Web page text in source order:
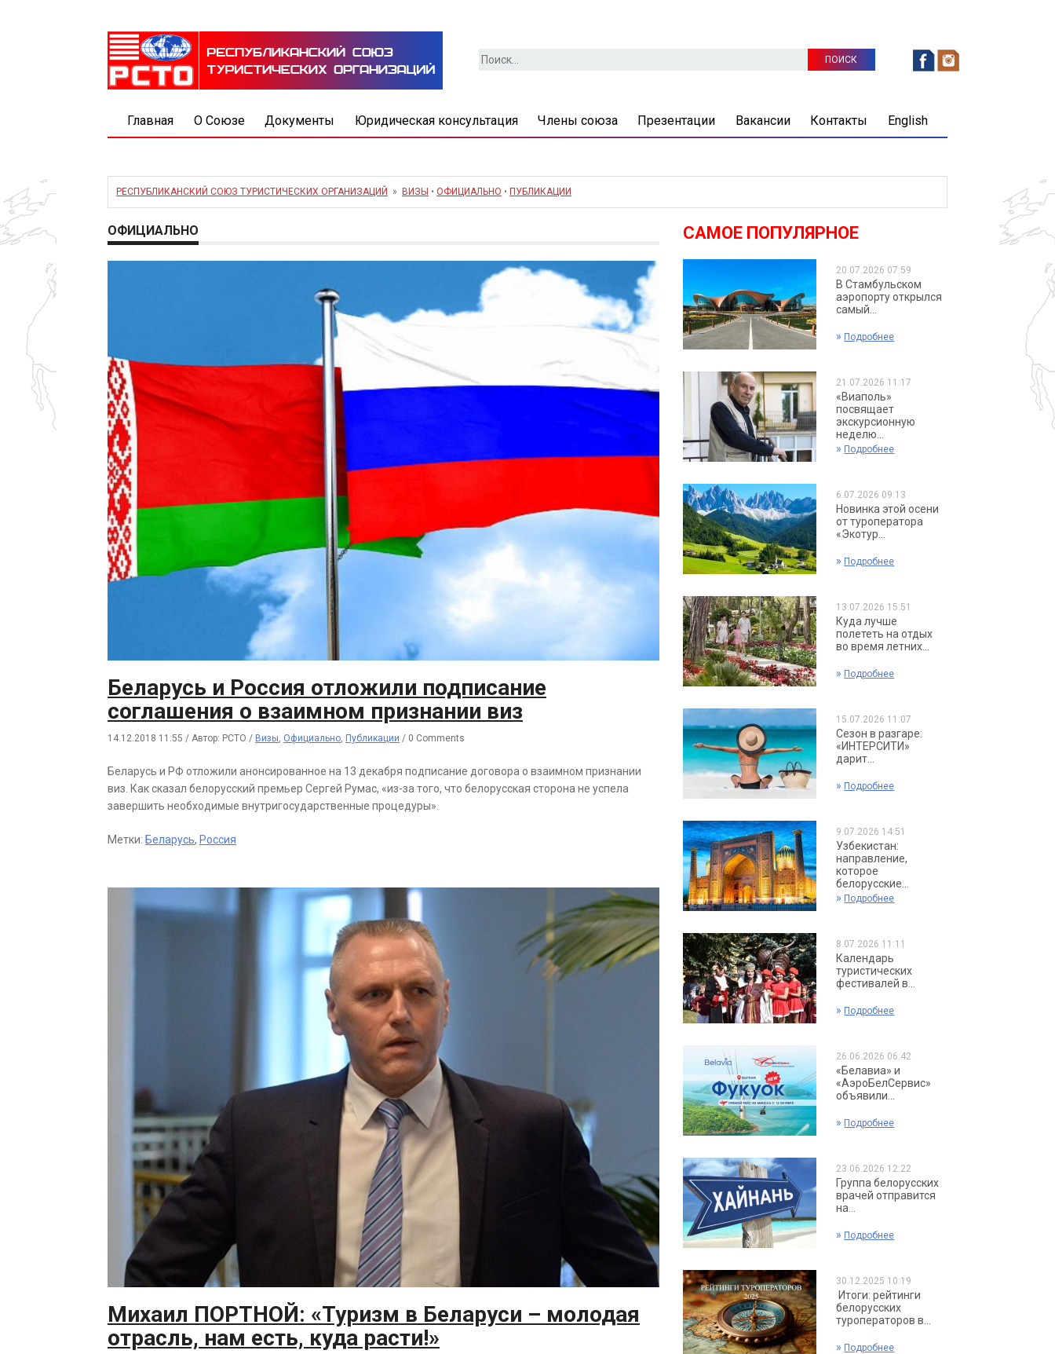
Найти:
Главная О Союзе Документы Юридическая консультация Члены союза Презентации Вакансии Контакты English
РЕСПУБЛИКАНСКИЙ СОЮЗ ТУРИСТИЧЕСКИХ ОРГАНИЗАЦИЙ » ВИЗЫ • ОФИЦИАЛЬНО • ПУБЛИКАЦИИ
ОФИЦИАЛЬНО
Беларусь и Россия отложили подписание
соглашения о взаимном признании виз
14.12.2018 11:55 / Автор: РСТО / Визы, Официально, Публикации / 0 Comments
Беларусь и РФ отложили анонсированное на 13 декабря подписание договора о взаимном признании
виз. Как сказал белорусский премьер Сергей Румас, «из-за того, что белорусская сторона не успела
завершить необходимые внутригосударственные процедуры».
Метки: Беларусь, Россия
Михаил ПОРТНОЙ: «Туризм в Беларуси – молодая
отрасль, нам есть, куда расти!»
САМОЕ ПОПУЛЯРНОЕ
20.07.2026 07:59
В Стамбульском
аэропорту открылся
самый...
» Подробнее
21.07.2026 11:17
«Виаполь»
посвящает
экскурсионную
неделю...
» Подробнее
6.07.2026 09:13
Новинка этой осени
от туроператора
«Экотур...
» Подробнее
13.07.2026 15:51
Куда лучше
полететь на отдых
во время летних...
» Подробнее
15.07.2026 11:07
Сезон в разгаре:
«ИНТЕРСИТИ»
дарит...
» Подробнее
9.07.2026 14:51
Узбекистан:
направление,
которое
белорусские...
» Подробнее
8.07.2026 11:11
Календарь
туристических
фестивалей в...
» Подробнее
26.06.2026 06:42
«Белавиа» и
«АэроБелСервис»
объявили...
» Подробнее
23.06.2026 12:22
Группа белорусских
врачей отправится
на...
» Подробнее
30.12.2025 10:19
Итоги: рейтинги
белорусских
туроператоров в...
» Подробнее